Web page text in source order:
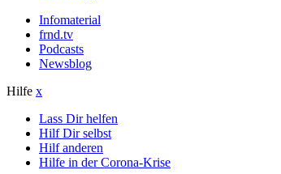
Infomaterial
frnd.tv
Podcasts
Newsblog
Hilfe x
Lass Dir helfen
Hilf Dir selbst
Hilf anderen
Hilfe in der Corona-Krise